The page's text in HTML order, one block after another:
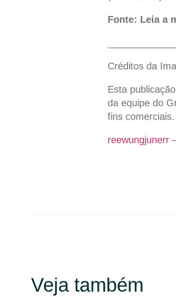
Fonte: Leia a
Créditos da
Esta
da equipe do
fins comerciais.
reewungjunerr
Veja também